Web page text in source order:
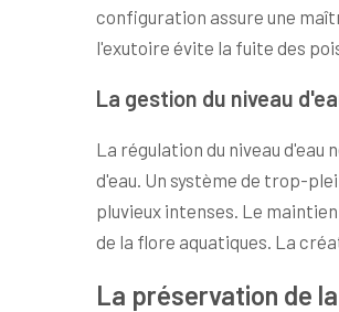
configuration assure une
l'exutoire évite la fuite des
La gestion du niveau
La régulation du niveau
d'eau. Un système de trop-
pluvieux intenses. Le
de la flore aquatiques. La
La préservation de